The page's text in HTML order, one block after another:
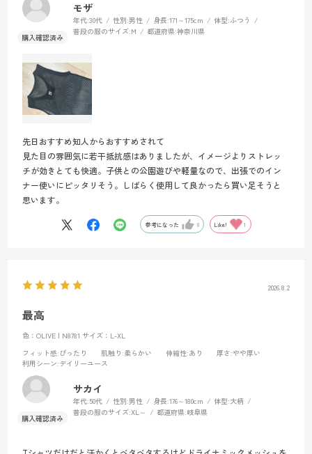
モザ
年代:30代 性別:男性 身長:171～175cm 体型:ふつう
普段の服のサイズ:M 都道府県:神奈川県
先日おすすめ知人からおすすめされて
見た目の雰囲気に若干抵抗感はありましたが、イメージよりストレッ
チが効きとても快適。子供との公園遊びや軽量なので、出張でのイン
ナー使いにピッタリそう。しばらく使用して良かったら買い足そうと
思います。
参考になった 0 Like! 1
2026.8.2
最高
色：OLIVE | N8781 サイズ：L-XL
フィット感:ぴったり 肌触り :柔らかい 伸縮性:あり 厚さ:やや厚い
利用シーン:デイリーユース
サカイ
年代:50代 性別:男性 身長:176～180cm 体型:大柄
普段の服のサイズ:XL～ 都道府県:岐阜県